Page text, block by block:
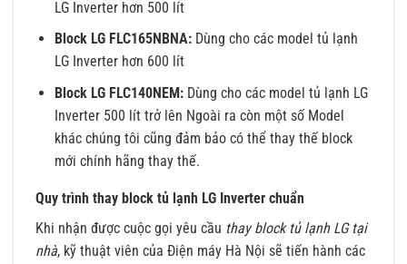
LG Inverter hơn 500 lít
Block LG FLC165NBNA:Dùng cho các model tủ lạnh
LG Inverter hơn 600 lít
Block LG FLC140NEM:Dùng cho các model tủ lạnh LG
Inverter 500 lít trở lên Ngoài ra còn một số Model
khác chúng tôi cũng đảm bảo có thể thay thế block
mới chính hãng thay thế.
Quy trình thay block tủ lạnh LG Inverter chuẩn
Khi nhận được cuộc gọi yêu cầu thay block tủ lạnh LG tại
nhà, kỹ thuật viên của Điện máy Hà Nội sẽ tiến hành các